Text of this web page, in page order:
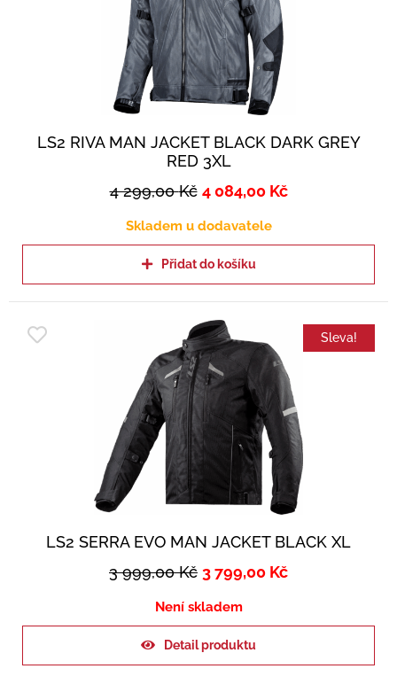
LS2 RIVA MAN JACKET BLACK DARK GREY
RED 3XL
4 299,00Kč 4 084,00 Kč
Skladem u dodavatele
Přidat do košíku
Sleva!
LS2 SERRA EVO MAN JACKET BLACK XL
3 999,00Kč 3 799,00 Kč
Není skladem
Detail produktu